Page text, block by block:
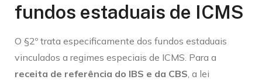
fundos estaduais de ICMS
O §2º trata especificamente dos fundos estaduais
vinculados a regimes especiais de ICMS. Para a
receita de referência do IBS e da CBS , a lei